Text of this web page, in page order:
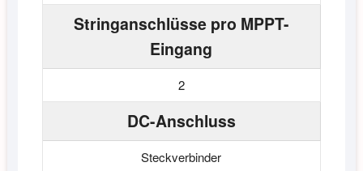
Stringanschlüsse pro MPPT-
Eingang
2
DC-Anschluss
Steckverbinder